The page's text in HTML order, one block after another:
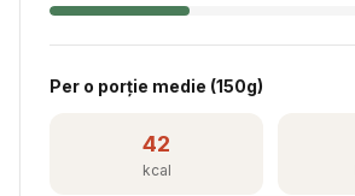
Per o porție medie (150g)
42
kcal